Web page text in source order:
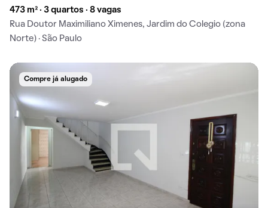
473 m² · 3 quartos · 8 vagas
Rua Doutor Maximiliano Ximenes, Jardim do Colegio (zona
Norte) · São Paulo
Compre já alugado